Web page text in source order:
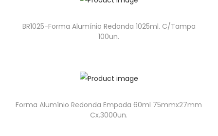
BR1025-Forma Alumínio Redonda 1025ml. C/Tampa
100un.
Forma Alumínio Redonda Empada 60ml 75mmx27mm
Cx.3000un.